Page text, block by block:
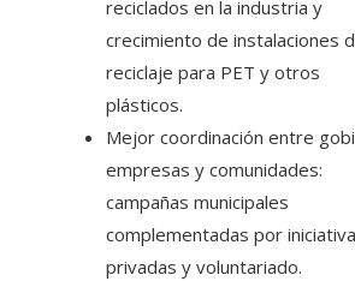
reciclados en la industria y
crecimiento de instalaciones
reciclaje para PET y otros
plásticos.
Mejor coordinación entre
empresas y comunidades:
campañas municipales
complementadas por
privadas y voluntariado.